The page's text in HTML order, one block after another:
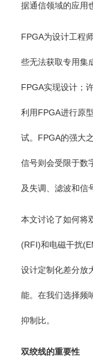
据通信领域的应用
FPGA为设计工程
些无法获取专用集
FPGA实现设计；
利用FPGA进行原
试。FPGA的强大
信号则会受限于数
及失调、滤波和信
本文讨论了如何将
(RFI)和电磁干扰
设计定制化差分放
能。在我们选择频
抑制比。
双绞线的重要性